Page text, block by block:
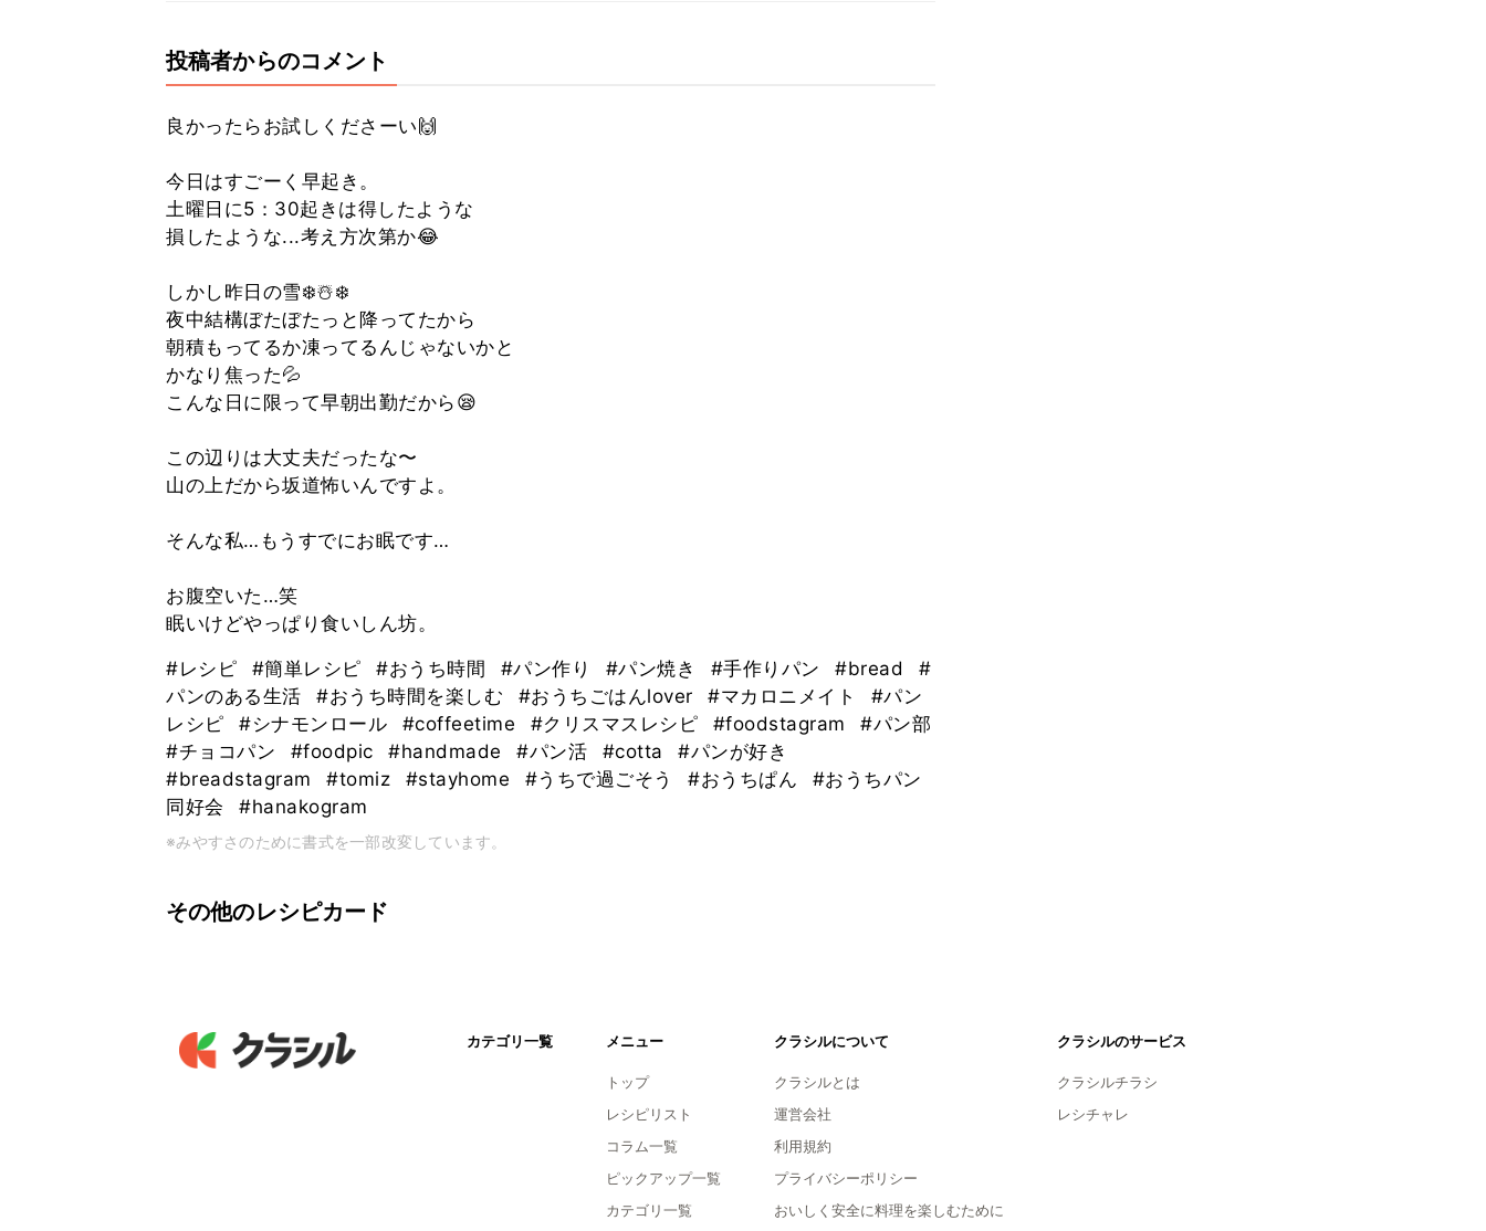
投稿者からのコメント
良かったらお試しくださーい🙌
今日はすごーく早起き。
土曜日に5：30起きは得したような
損したような...考え方次第か😂
しかし昨日の雪❄️☃️❄️
夜中結構ぼたぼたっと降ってたから
朝積もってるか凍ってるんじゃないかと
かなり焦った💦
こんな日に限って早朝出勤だから😪
この辺りは大丈夫だったな〜
山の上だから坂道怖いんですよ。
そんな私…もうすでにお眠です…
お腹空いた…笑
眠いけどやっぱり食いしん坊。
#レシピ #簡単レシピ #おうち時間 #パン作り #パン焼き #手作りパン #bread
#
パンのある生活
#おうち時間を楽しむ #おうちごはんlover #マカロニメイト
#パン
レシピ
#シナモンロール #coffeetime #クリスマスレシピ #foodstagram
#パン部
#チョコパン
#foodpic #handmade #パン活 #cotta
#パンが好き
#breadstagram
#tomiz #stayhome #うちで過ごそう #おうちぱん
#おうちパン
同好会
#hanakogram
※みやすさのために書式を一部改変しています。
その他のレシピカード
カテゴリ一覧 メニュー
トップ
レシピリスト
コラム一覧
ピックアップ一覧
カテゴリ一覧
クラシルについて
クラシルとは
運営会社
利用規約
プライバシーポリシー
おいしく安全に料理を楽しむために
クラシルのサービス
クラシルチラシ
レシチャレ